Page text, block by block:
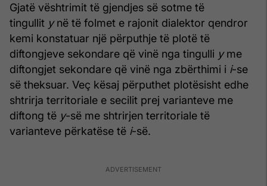
Gjatë vështrimit të gjendjes së sotme të
tingullit ynë të folmet e rajonit dialektor qendror
kemi konstatuar një përputhje të plotë të
diftongjeve sekondare që vi­në nga tingulli yme
diftongjet sekondare që vinë nga zbërthimi i i-se
së theksuar. Veç kësaj përputhet plotësisht edhe
shtrirja territoriale e secilit prej varianteve me
diftong të y-së me shtrirjen territoriale të
varianteve përkatëse të i-së.